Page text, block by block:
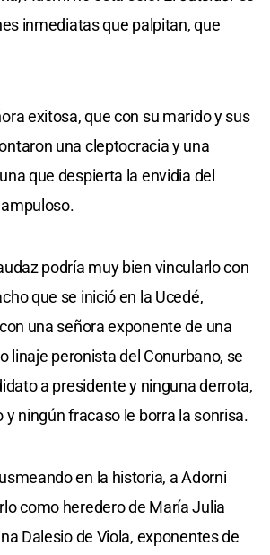
inmediatas que palpitan, que
exitosa, que con su marido y sus
una cleptocracia y una
que despierta la envidia del
podría muy bien vincularlo con
que se inició en la Ucedé,
una señora exponente de una
linaje peronista del Conurbano, se
a presidente y ninguna derrota,
y ningún fracaso le borra la sonrisa.
en la historia, a Adorni
como heredero de María Julia
Dalesio de Viola, exponentes de